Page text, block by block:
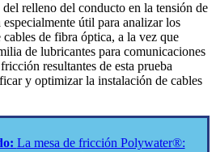
relleno del conducto en la tensión de
útil para analizar los
de fibra óptica, a la vez que
de lubricantes para comunicaciones
resultantes de esta prueba
y optimizar la instalación de cables
La mesa de fricción Polywater®: